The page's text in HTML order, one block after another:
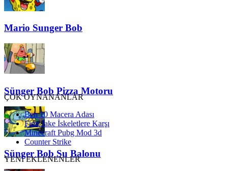
Mario Sunger Bob
Sünger Bob Pizza Motoru
Sünger Bob Su Balonu
ÇOK OYNANANLAR
Ben 10 Macera Adası
Finn Jake İskeletlere Karşı
Minecraft Pubg Mod 3d
Counter Strike
YENİ EKLENENLER